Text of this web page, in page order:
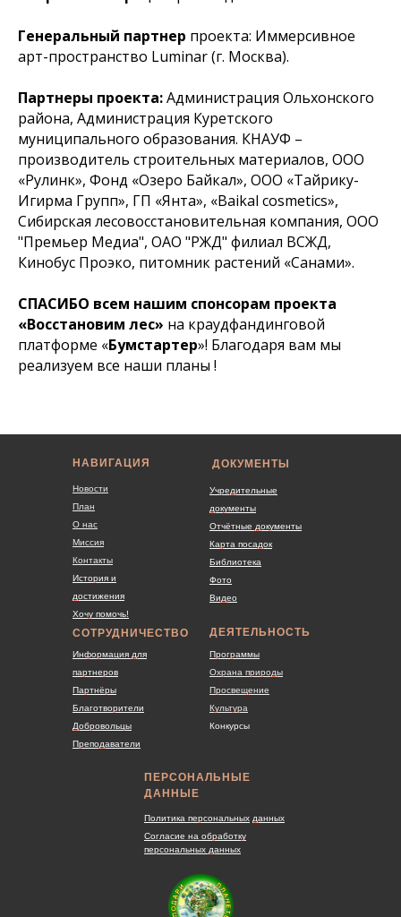
Генеральный партнер проекта: Иммерсивное
арт-пространство Luminar (г. Москва).
Партнеры проекта:Администрация Ольхонского
района, Администрация Куретского
муниципального образования. КНАУФ –
производитель строительных материалов, ООО
«Рулинк», Фонд «Озеро Байкал», ООО «Тайрику-
Игирма Групп», ГП «Янта», «Baikal cosmetics»,
Сибирская лесовосстановительная компания, ООО
"Премьер Медиа", ОАО "РЖД" филиал ВСЖД,
Кинобус Проэко, питомник растений «Санами».
СПАСИБО всем нашим спонсорам проекта
«Восстановим лес» на краудфандинговой
платформе «Бумстартер»! Благодаря вам мы
реализуем все наши планы !
ДЕЯТЕЛЬНОСТЬ
ПЕРСОНАЛЬНЫЕ
ДАННЫЕ
НАВИГАЦИЯ
Новости
План
О нас
Миссия
Контакты
История и
достижения
Хочу помочь!
Программы
Охрана природы
Просвещение
Культура
Конкурсы
СОТРУДНИЧЕСТВО
Информация для
партнеров
Партнёры
Благотворители
Добровольцы
Преподаватели
ДОКУМЕНТЫ
Учредительные
документы
Отчётные документы
Карта посадок
Библиотека
Фото
Видео
Политика персональных данных
Согласие на обработку
персональных данных